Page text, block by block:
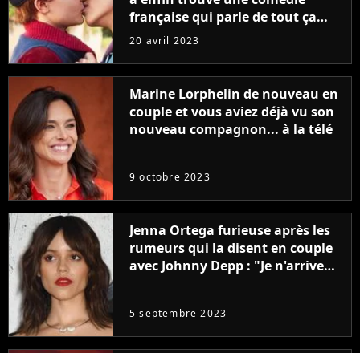
française qui parle de tout ça
sans être super ringarde
20 avril 2023
Marine Lorphelin de nouveau en
couple et vous aviez déjà vu son
nouveau compagnon... à la télé
9 octobre 2023
Jenna Ortega furieuse après les
rumeurs qui la disent en couple
avec Johnny Depp : "Je n'arrive
5 septembre 2023